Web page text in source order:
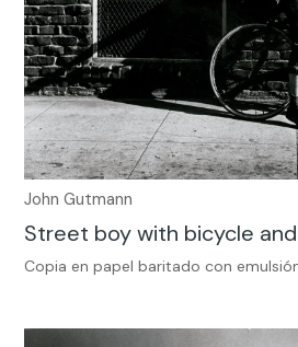
John Gutmann
Street boy with bicycle
Copia en papel baritado con